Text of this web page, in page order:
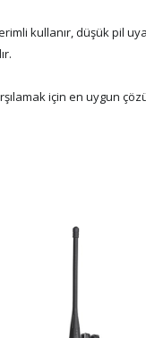
kullanır, düşük pil
için en uygun